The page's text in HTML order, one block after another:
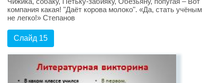
компания какая! "Даёт корова молоко". «Да, стать учёным
не легко!» Степанов
Слайд 15